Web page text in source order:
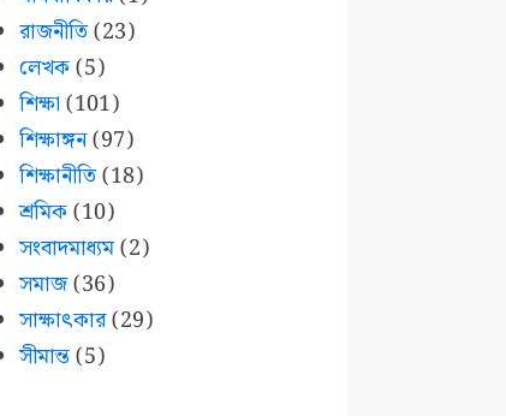
রাজনীতি(23)
লেখক(5)
শিক্ষা (101)
শিক্ষাঙ্গন(97)
শিক্ষানীতি(18)
শ্রমিক(10)
সংবাদমাধ্যম(2)
সমাজ(36)
সাক্ষাৎকার(29)
সীমান্ত(5)